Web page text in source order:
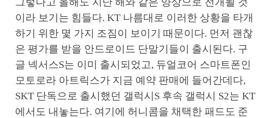
이라 보기는 힘들다. KT 나름대로 이러한 상황을 타개
하기 위한 몇 가지 조짐이 보이기 때문이다. 먼저 괜찮
은 평가를 받을 안드로이드 단말기들이 출시된다. 구
글 넥서스S는 이미 출시되었고, 듀얼코어 스마트폰인
모토로라 아트릭스가 지금 예약 판매에 들어간데다,
SKT 단독으로 출시했던 갤럭시S 후속 갤럭시 S2는 KT
에서도 내놓는다. 여기에 허니콤을 채택한 패드도 준